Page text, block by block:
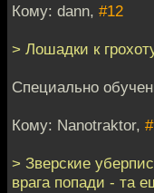
Кому: dann, #12
> Лошадки к
Специально
Кому: Nanotraktor,
> Зверские
врага попади - та